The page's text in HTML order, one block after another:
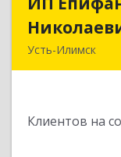
Усть-Илимск
Клиентов на